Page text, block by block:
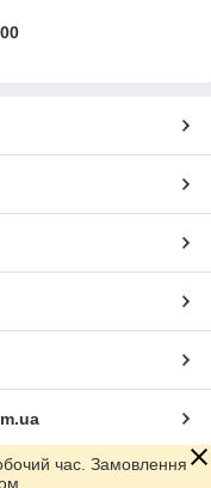
час. Замовлення